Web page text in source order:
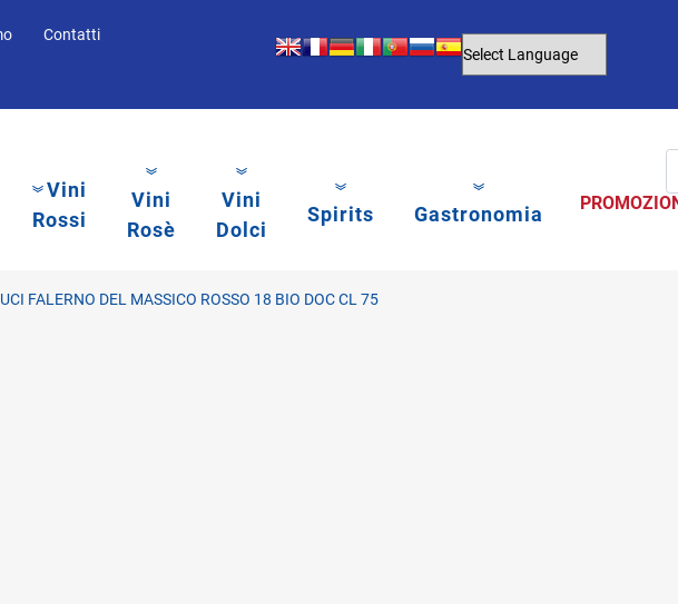
Contatti
Vini
Rossi
Vini
Rosè
Vini
Dolci
Spirits Gastronomia
La
FALERNO DEL MASSICO ROSSO 18 BIO DOC CL 75